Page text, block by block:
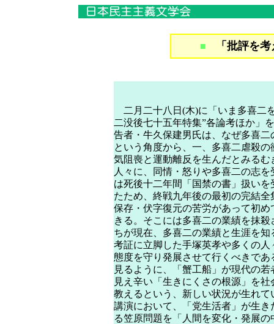
■ 「批評を
二月二十八日(木)に「いま多喜二
二没後七十五年特集”各論考ほか」
告者・牛久保建男氏は、なぜ多喜
という角度から、一、多喜二虐殺
気阻喪と運動離反を生んだとみる
人々に、同情・怒りや多喜二の志
は死後十二年間「国禁の書」扱い
たため、終戦九年後の最初の完結
保存・伏字復元の苦労があって初
きる。そこには多喜二の業績を抹
ちが現在、多喜二の業績と生涯を
考証に立脚した手塚英孝や多くの
態度を守り発展させて行くべきで
見るように、「蟹工船」が現代の
見え辛い「生きにくさの根源」を
教えるという、新しい状況が生れ
講演において、「党生活者」が生
る笠原問題を「人間を変化・発展